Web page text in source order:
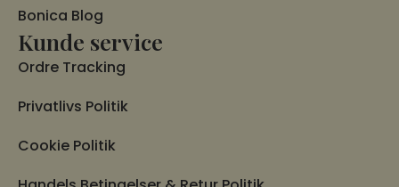
Bonica Blog
Kunde service
Ordre Tracking
Privatlivs Politik
Cookie Politik